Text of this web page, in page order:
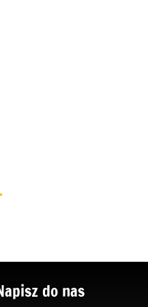
do nas